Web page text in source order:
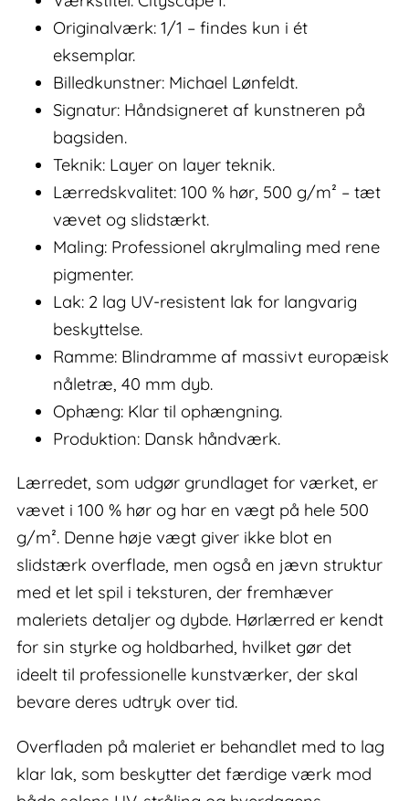
Originalværk: 1/1 – findes kun i ét
eksemplar.
Billedkunstner: Michael Lønfeldt.
Signatur: Håndsigneret af kunstneren på
bagsiden.
Teknik: Layer on layer teknik.
Lærredskvalitet: 100 % hør, 500 g/m² – tæt
vævet og slidstærkt.
Maling: Professionel akrylmaling med rene
pigmenter.
Lak: 2 lag UV-resistent lak for langvarig
beskyttelse.
Ramme: Blindramme af massivt europæisk
nåletræ, 40 mm dyb.
Ophæng: Klar til ophængning.
Produktion: Dansk håndværk.
Lærredet, som udgør grundlaget for værket, er
vævet i 100 % hør og har en vægt på hele 500
g/m². Denne høje vægt giver ikke blot en
slidstærk overflade, men også en jævn struktur
med et let spil i teksturen, der fremhæver
maleriets detaljer og dybde. Hørlærred er kendt
for sin styrke og holdbarhed, hvilket gør det
ideelt til professionelle kunstværker, der skal
bevare deres udtryk over tid.
Overfladen på maleriet er behandlet med to lag
klar lak, som beskytter det færdige værk mod